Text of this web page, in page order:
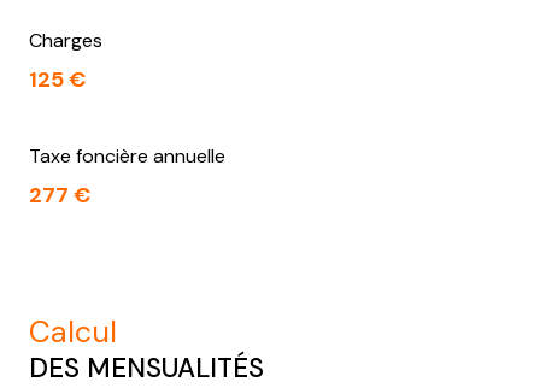
Charges
125 €
Taxe foncière annuelle
277 €
calcul
DES MENSUALITÉS